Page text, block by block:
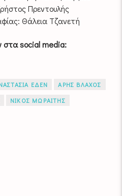
Πρεντουλής
Θάλεια Τζανετή
στα social media:
ΕΔΕΝ
ΑΡΗΣ ΒΛΑΧΟΣ
ΝΙΚΟΣ ΜΩΡΑΙΤΗΣ